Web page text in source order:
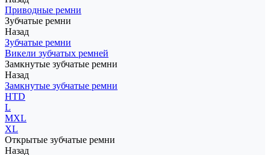
Приводные ремни
Зубчатые ремни
Назад
Зубчатые ремни
Викели зубчатых ремней
Замкнутые зубчатые ремни
Назад
Замкнутые зубчатые ремни
HTD
L
MXL
XL
Открытые зубчатые ремни
Назад